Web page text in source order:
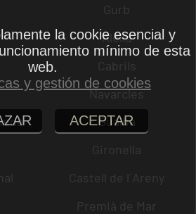
Gurb
Alella
Cabrils
Navarcles
Gualba
Gironella
Castell de l´Areny
Premià de Mar
la cookie esencial y
mínimo de esta
web.
y gestión de cookies
ACEPTAR